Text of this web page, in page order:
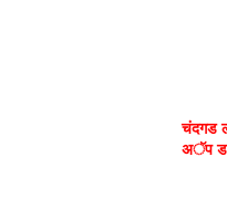
चंदगड
अॅप